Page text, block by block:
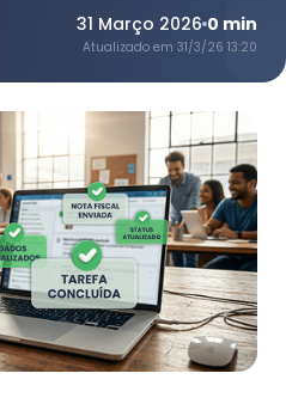
31 Março 2026 0 min
Atualizado em 31/3/26 13:20